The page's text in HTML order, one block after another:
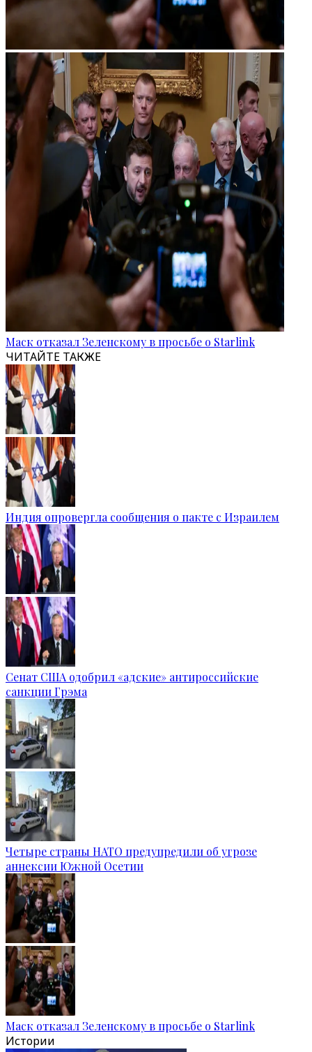
Маск отказал Зеленскому в просьбе о Starlink
ЧИТАЙТЕ ТАКЖЕ
Индия опровергла сообщения о пакте с Израилем
Сенат США одобрил «адские» антироссийские
санкции Грэма
Четыре страны НАТО предупредили об угрозе
аннексии Южной Осетии
Маск отказал Зеленскому в просьбе о Starlink
Истории